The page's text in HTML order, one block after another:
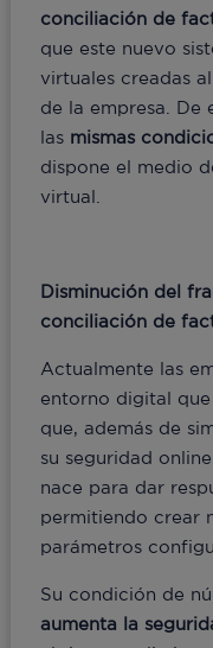
conciliación de
que este nuevo
virtuales creadas
de la empresa. De
las mismas
dispone el medio
virtual.
Disminución del
conciliación de
Actualmente las
entorno digital
que, además de
su seguridad
nace para dar
permitiendo crear
parámetros
Su condición de
aumenta la